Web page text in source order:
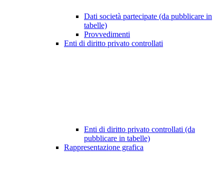
Dati società partecipate (da pubblicare in
tabelle)
Provvedimenti
Enti di diritto privato controllati
Enti di diritto privato controllati (da
pubblicare in tabelle)
Rappresentazione grafica